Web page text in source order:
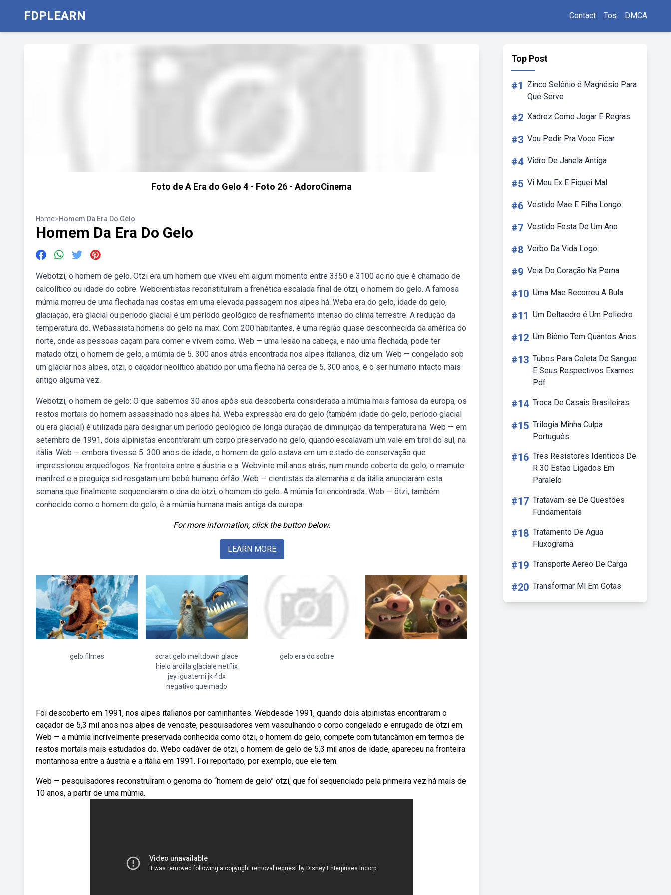
FDPLEARN Contact Tos DMCA
Foto de A Era do Gelo 4 - Foto 26 - AdoroCinema
Home>Homem Da Era Do Gelo
Homem Da Era Do Gelo
Webotzi, o homem de gelo. Otzi era um homem que viveu em algum momento entre 3350 e 3100 ac no que é chamado de
calcolítico ou idade do cobre. Webcientistas reconstituíram a frenética escalada final de ötzi, o homem do gelo. A famosa
múmia morreu de uma flechada nas costas em uma elevada passagem nos alpes há. Weba era do gelo, idade do gelo,
glaciação, era glacial ou período glacial é um período geológico de resfriamento intenso do clima terrestre. A redução da
temperatura do. Webassista homens do gelo na max. Com 200 habitantes, é uma região quase desconhecida da américa do
norte, onde as pessoas caçam para comer e vivem como. Web — uma lesão na cabeça, e não uma flechada, pode ter
matado ötzi, o homem de gelo, a múmia de 5. 300 anos atrás encontrada nos alpes italianos, diz um. Web — congelado sob
um glaciar nos alpes, ötzi, o caçador neolítico abatido por uma flecha há cerca de 5. 300 anos, é o ser humano intacto mais
antigo alguma vez.
Webötzi, o homem de gelo: O que sabemos 30 anos após sua descoberta considerada a múmia mais famosa da europa, os
restos mortais do homem assassinado nos alpes há. Weba expressão era do gelo (também idade do gelo, período glacial
ou era glacial) é utilizada para designar um período geológico de longa duração de diminuição da temperatura na. Web — em
setembro de 1991, dois alpinistas encontraram um corpo preservado no gelo, quando escalavam um vale em tirol do sul, na
itália. Web — embora tivesse 5. 300 anos de idade, o homem de gelo estava em um estado de conservação que
impressionou arqueólogos. Na fronteira entre a áustria e a. Webvinte mil anos atrás, num mundo coberto de gelo, o mamute
manfred e a preguiça sid resgatam um bebê humano órfão. Web — cientistas da alemanha e da itália anunciaram esta
semana que finalmente sequenciaram o dna de ötzi, o homem do gelo. A múmia foi encontrada. Web — ötzi, também
conhecido como o homem do gelo, é a múmia humana mais antiga da europa.
For more information, click the button below.
LEARN MORE
gelo filmes
scrat gelo meltdown glace
hielo ardilla glaciale netflix
jey iguatemi jk 4dx
negativo queimado
gelo era do sobre
Foi descoberto em 1991, nos alpes italianos por caminhantes. Webdesde 1991, quando dois alpinistas encontraram o
caçador de 5,3 mil anos nos alpes de venoste, pesquisadores vem vasculhando o corpo congelado e enrugado de ötzi em.
Web — a múmia incrivelmente preservada conhecida como ötzi, o homem do gelo, compete com tutancâmon em termos de
restos mortais mais estudados do. Webo cadáver de ötzi, o homem de gelo de 5,3 mil anos de idade, apareceu na fronteira
montanhosa entre a áustria e a itália em 1991. Foi reportado, por exemplo, que ele tem.
Web — pesquisadores reconstruíram o genoma do “homem de gelo” ötzi, que foi sequenciado pela primeira vez há mais de
10 anos, a partir de uma múmia.
Top Post
#1
Zinco Selênio é Magnésio Para
Que Serve
#2 Xadrez Como Jogar E Regras
#3 Vou Pedir Pra Voce Ficar
#4 Vidro De Janela Antiga
#5 Vi Meu Ex E Fiquei Mal
#6 Vestido Mae E Filha Longo
#7 Vestido Festa De Um Ano
#8 Verbo Da Vida Logo
#9 Veia Do Coração Na Perna
#10 Uma Mae Recorreu A Bula
#11 Um Deltaedro é Um Poliedro
#12 Um Biênio Tem Quantos Anos
#13 Tubos Para Coleta De Sangue
E Seus Respectivos Exames
Pdf
#14 Troca De Casais Brasileiras
#15 Trilogia Minha Culpa
Português
#16 Tres Resistores Identicos De
R 30 Estao Ligados Em
Paralelo
#17 Tratavam-se De Questões
Fundamentais
#18 Tratamento De Agua
Fluxograma
#19 Transporte Aereo De Carga
#20 Transformar Ml Em Gotas